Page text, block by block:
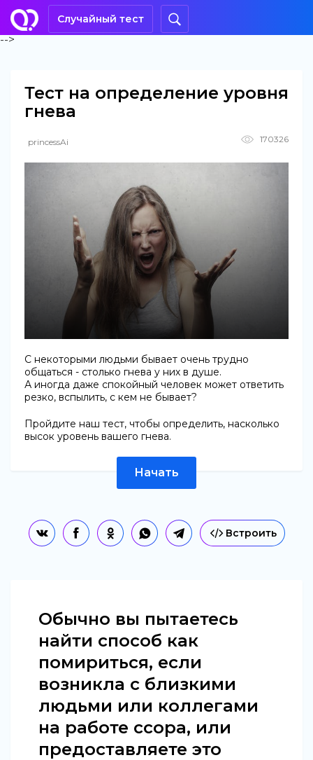
Случайный тест
-->
Тест на определение уровня
гнева
princessAi 170326
С некоторыми людьми бывает очень трудно
общаться - столько гнева у них в душе.
А иногда даже спокойный человек может ответить
резко, вспылить, с кем не бывает?
Пройдите наш тест, чтобы определить, насколько
высок уровень вашего гнева.
Начать
Встроить
Обычно вы пытаетесь
найти способ как
помириться, если
возникла с близкими
людьми или коллегами
на работе ссора, или
предоставляете это